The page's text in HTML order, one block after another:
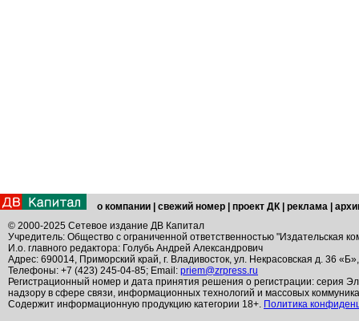
о компании свежий номер проект ДК реклама
© 2000-2025 Сетевое издание ДВ Капитал
Учредитель: Общество с ограниченной ответственностью "Издательская
И.о. главного редактора: Голубь Андрей Александрович
Адрес: 690014, Приморский край, г. Владивосток, ул. Некрасовская д. 36
Телефоны: +7 (423) 245-04-85; Email: priem@zrpress.ru
Регистрационный номер и дата принятия решения о регистрации: серия
надзору в сфере связи, информационных технологий и массовых
Содержит информационную продукцию категории 18+. Политика